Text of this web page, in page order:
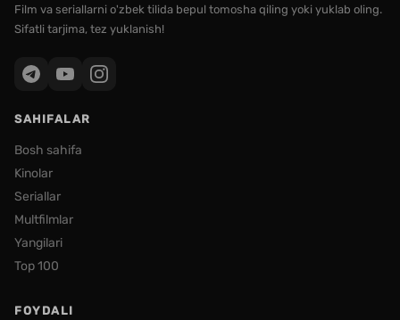
Film va seriallarni o'zbek tilida bepul tomosha qiling yoki yuklab oling.
Sifatli tarjima, tez yuklanish!
SAHIFALAR
Bosh sahifa
Kinolar
Seriallar
Multfilmlar
Yangilari
Top 100
FOYDALI